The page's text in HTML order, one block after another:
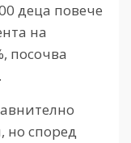
деца повече
на
посочва
.
но според